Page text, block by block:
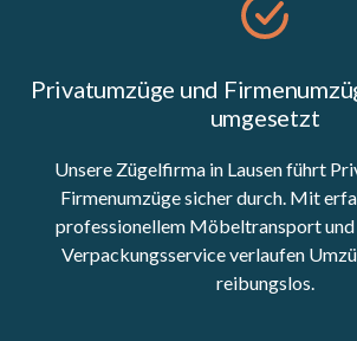
Privatumzüge und
umgesetzt
Unsere Zügelfirma in Lausen führt
Firmenumzüge sicher durch. Mit
professionellem Möbeltransport
Verpackungsservice verlaufen
reibungslos.